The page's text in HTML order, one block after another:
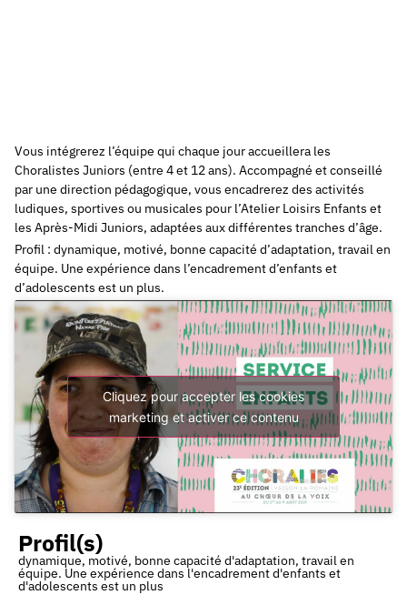
Vous intégrerez l’équipe qui chaque jour accueillera les
Choralistes Juniors (entre 4 et 12 ans). Accompagné et conseillé
par une direction pédagogique, vous encadrerez des activités
ludiques, sportives ou musicales pour l’Atelier Loisirs Enfants et
les Après-Midi Juniors, adaptées aux différentes tranches d’âge.
Profil : dynamique, motivé, bonne capacité d’adaptation, travail en
équipe. Une expérience dans l’encadrement d’enfants et
d’adolescents est un plus.
Cliquez pour accepter les cookies
marketing et activer ce contenu
Profil(s)
dynamique, motivé, bonne capacité d'adaptation, travail en
équipe. Une expérience dans l'encadrement d'enfants et
d'adolescents est un plus